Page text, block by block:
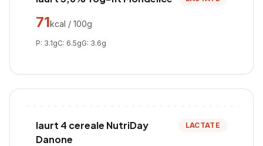
71kcal / 100g
P: 3.1gC: 6.5gG: 3.6g
Iaurt 4 cereale NutriDay
Danone
LACTATE